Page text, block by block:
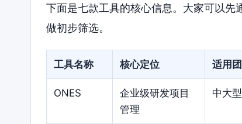
下面是七款工具的核心信息。大家可以先
做初步筛选。
工具名称 核心定位 适用
ONES
企业级研发项目
管理
中大